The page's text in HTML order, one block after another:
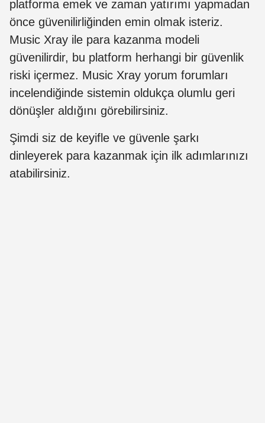
platforma emek ve zaman yatırımı yapmadan
önce güvenilirliğinden emin olmak isteriz.
Music Xray ile para kazanma modeli
güvenilirdir, bu platform herhangi bir güvenlik
riski içermez. Music Xray yorum forumları
incelendiğinde sistemin oldukça olumlu geri
dönüşler aldığını görebilirsiniz.
Şimdi siz de keyifle ve güvenle şarkı
dinleyerek para kazanmak için ilk adımlarınızı
atabilirsiniz.